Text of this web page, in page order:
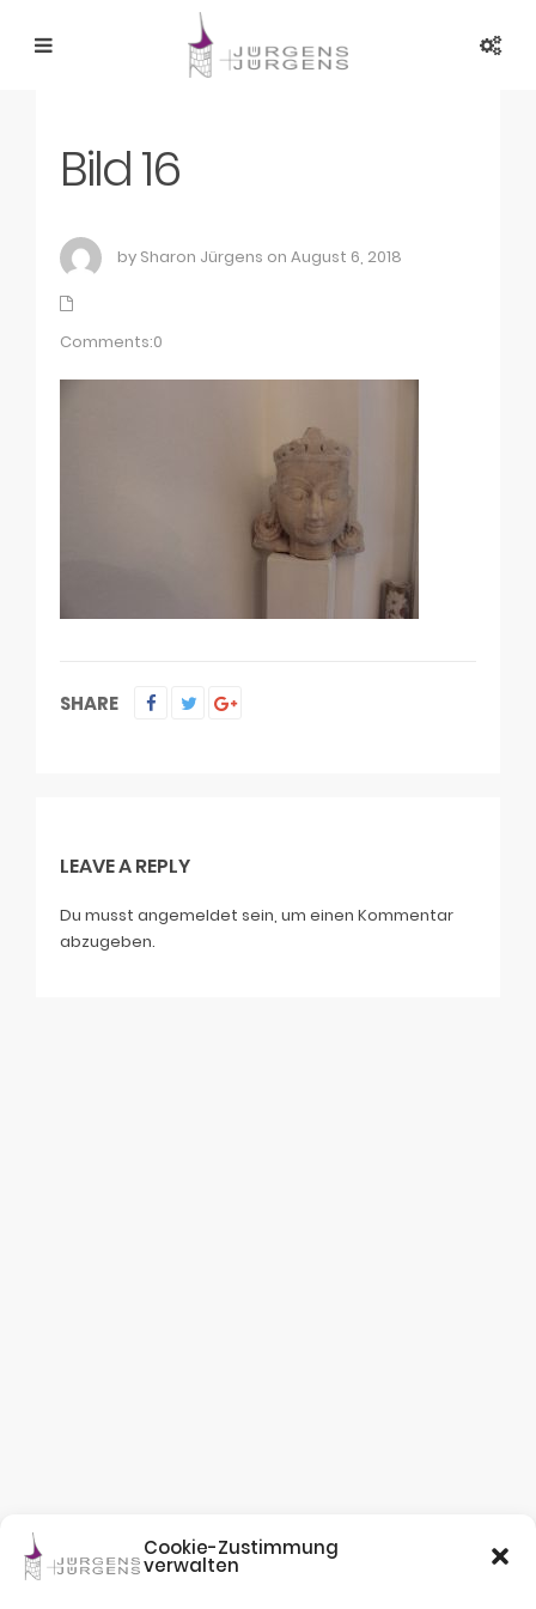
Cookie-Zustimmung
verwalten
Bild 16
by Sharon Jürgens on August 6, 2018
Comments:0
SHARE
LEAVE A REPLY
Du musst angemeldet sein, um einen Kommentar
abzugeben.